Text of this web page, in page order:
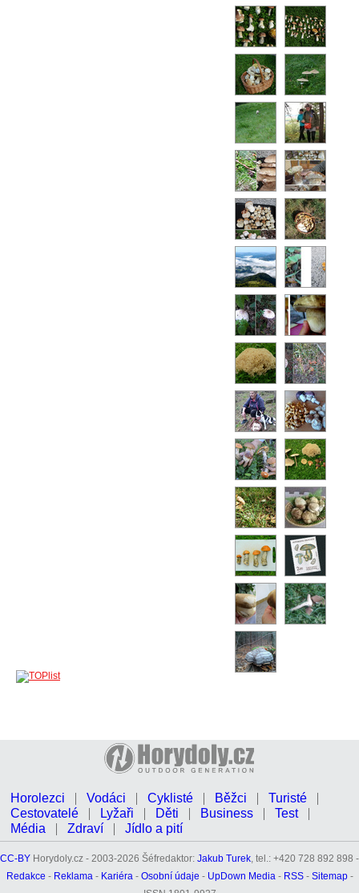
Horolezci Vodáci Cyklisté Běžci
Turisté
Cestovatelé
Lyžaři Děti Business
Test
Média
Zdraví Jídlo a pití
CC-BY Horydoly.cz - 2003-2026 Šéfredaktor: Jakub Turek, tel.: +420 728 892 898 -
Redakce - Reklama- Kariéra- Osobní údaje - UpDown Media- RSS- Sitemap-